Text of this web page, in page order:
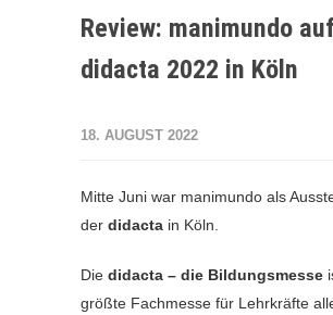
Review: manimundo
didacta 2022 in Köln
18. AUGUST 2022
Mitte Juni war manimundo als
der didacta in Köln.
Die didacta – die Bildungsmesse
größte Fachmesse für Lehrkräfte